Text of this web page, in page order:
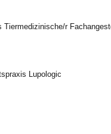
Tiermedizinische/r
Lupologic